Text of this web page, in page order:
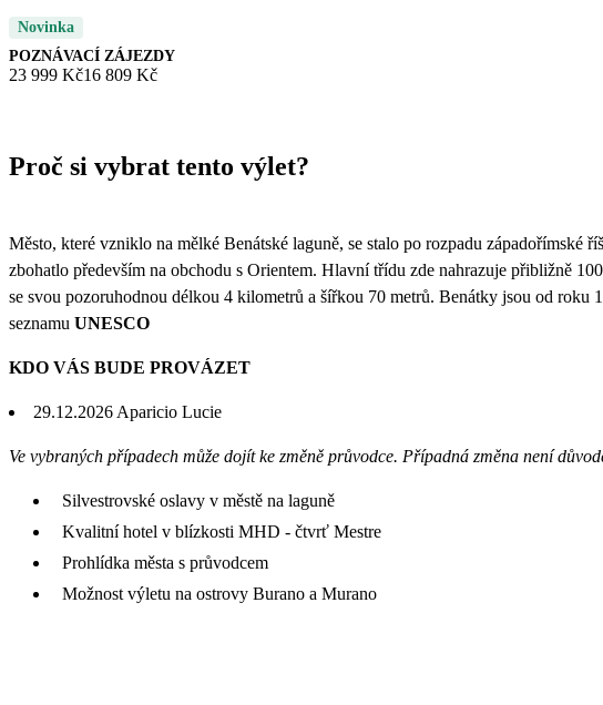
Novinka
POZNÁVACÍ ZÁJEZDY
23 999 Kč16 809 Kč
Proč si vybrat tento výlet?
Město, které vzniklo na mělké Benátské laguně, se stalo po rozpadu západořímské
zbohatlo především na obchodu s Orientem. Hlavní třídu zde nahrazuje přibližně
se svou pozoruhodnou délkou 4 kilometrů a šířkou 70 metrů. Benátky jsou od roku
seznamu UNESCO
KDO VÁS BUDE PROVÁZET
29.12.2026 Aparicio Lucie
Ve vybraných případech může dojít ke změně průvodce. Případná změna není
Silvestrovské oslavy v městě na laguně
Kvalitní hotel v blízkosti MHD - čtvrť Mestre
Prohlídka města s průvodcem
Možnost výletu na ostrovy Burano a Murano